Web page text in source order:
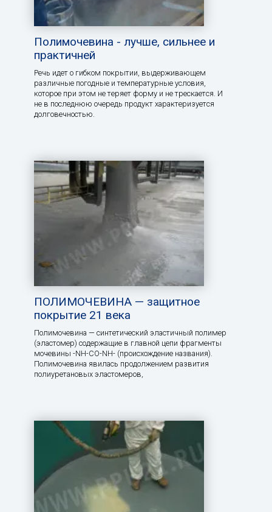
Полимочевина - лучше, сильнее и
практичней
Речь идет о гибком покрытии, выдерживающем
различные погодные и температурные условия,
которое при этом не теряет форму и не трескается. И
не в последнюю очередь продукт характеризуется
долговечностью.
ПОЛИМОЧЕВИНА — защитное
покрытие 21 века
Полимочевина — синтетический эластичный полимер
(эластомер) содержащие в главной цепи фрагменты
мочевины -NH-CO-NH- (происхождение названия).
Полимочевина явилась продолжением развития
полиуретановых эластомеров,